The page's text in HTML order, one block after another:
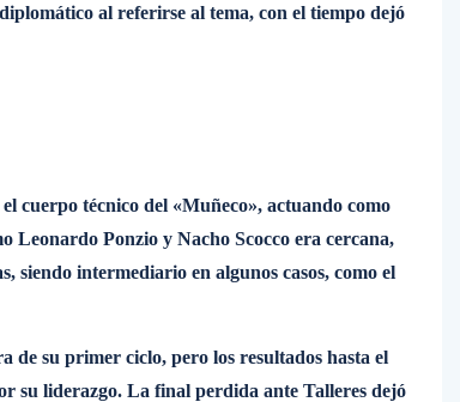
al referirse al tema, con el tiempo dejó
cuerpo técnico del «Muñeco», actuando como
Leonardo Ponzio y Nacho Scocco era cercana,
siendo intermediario en algunos casos, como el
su primer ciclo, pero los resultados hasta el
su liderazgo. La final perdida ante Talleres dejó